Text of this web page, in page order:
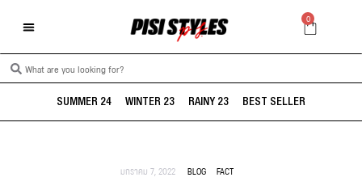
0
SUMMER 24 WINTER 23 RAINY 23 BEST SELLER
มกราคม 7, 2022 BLOG FACT